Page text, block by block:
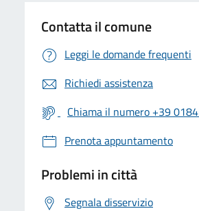
Contatta il comune
Leggi le domande frequenti
Richiedi assistenza
Chiama il numero +39
Prenota appuntamento
Problemi in città
Segnala disservizio